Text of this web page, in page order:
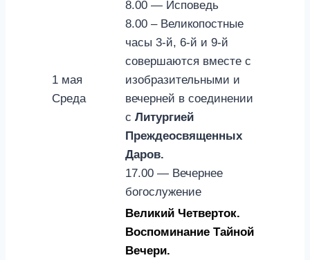
1 мая
Среда
8.00 — Исповедь
8.00 – Великопостные
часы 3-й, 6-й и 9-й
совершаются вместе с
изобразительными и
вечерней в соединении
с Литургией
Преждеосвященных
Даров.
17.00 — Вечернее
богослужение
Великий Четверток.
Воспоминание Тайной
Вечери.